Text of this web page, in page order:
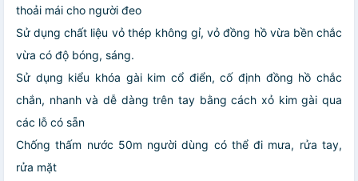
thoải mái cho người đeo
Sử dụng chất liệu vỏ thép không gỉ, vỏ đồng hồ vừa bền chắc
vừa có độ bóng, sáng.
Sử dụng kiểu khóa gài kim cổ điển, cố định đồng hồ chắc
chắn, nhanh và dễ dàng trên tay bằng cách xỏ kim gài qua
các lỗ có sẵn
Chống thấm nước 50m người dùng có thể đi mưa, rửa tay,
rửa mặt